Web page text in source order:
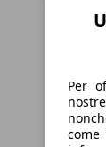
Per
come